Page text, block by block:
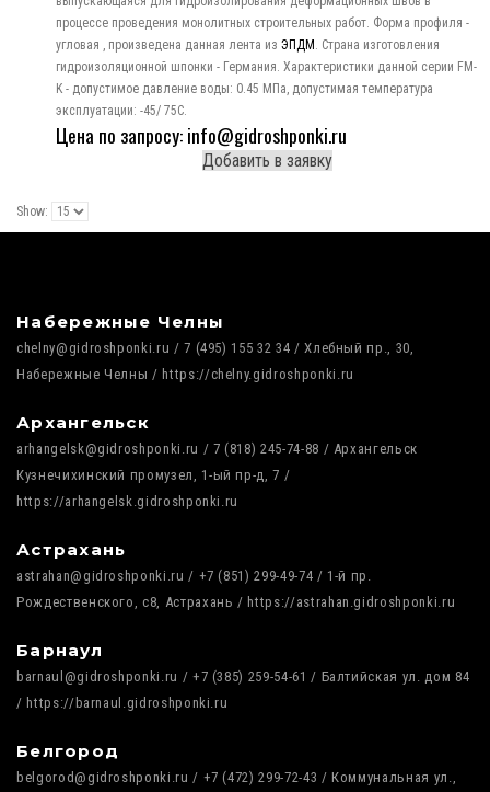
процессе проведения монолитных строительных работ. Форма профиля -
угловая , произведена данная лента из ЭПДМ . Страна изготовления
гидроизоляционной шпонки - Германия. Характеристики данной серии FM-
K - допустимое давление воды: 0.45 МПа, допустимая температура
эксплуатации: -45/ 75C.
Цена по запросу: info@gidroshponki.ru
Добавить в заявку
Show:
Набережные Челны
chelny@gidroshponki.ru / 7 (495) 155 32 34 / Хлебный пр., 30,
Набережные Челны / https://chelny.gidroshponki.ru
Архангельск
arhangelsk@gidroshponki.ru / 7 (818) 245-74-88 / Архангельск
Кузнечихинский промузел, 1-ый пр-д, 7 /
https://arhangelsk.gidroshponki.ru
Астрахань
astrahan@gidroshponki.ru / +7 (851) 299-49-74 / 1-й пр.
Рождественского, с8, Астрахань / https://astrahan.gidroshponki.ru
Барнаул
barnaul@gidroshponki.ru / +7 (385) 259-54-61 / Балтийская ул. дом 84
/ https://barnaul.gidroshponki.ru
Белгород
belgorod@gidroshponki.ru / +7 (472) 299-72-43 / Коммунальная ул.,